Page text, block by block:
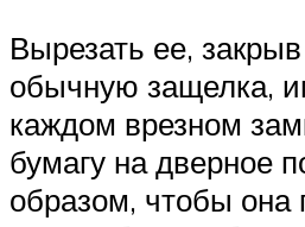
Вырезать ее,
обычную защелка,
каждом врезном
бумагу на дверное
образом, чтобы она